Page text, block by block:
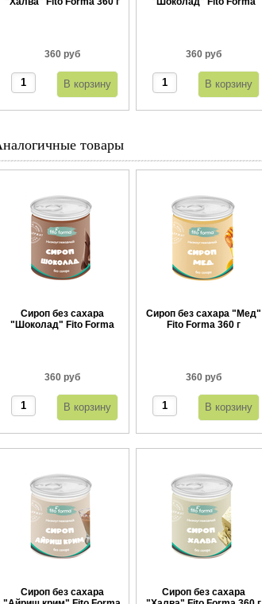
360 руб 360 руб
товары
Сироп без сахара
"Шоколад" Fito Forma
360 руб
Сироп без сахара "Мед"
Fito Forma 360 г
360 руб
Сироп без сахара
Сироп без сахара